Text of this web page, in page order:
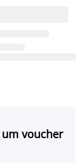
voucher